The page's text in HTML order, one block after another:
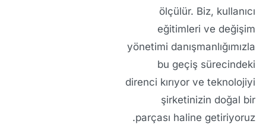
ölçülür. Biz, kullanıcı
eğitimleri ve değişim
yönetimi danışmanlığımızla
bu geçiş sürecindeki
direnci kırıyor ve teknolojiyi
şirketinizin doğal bir
parçası haline getiriyoruz.